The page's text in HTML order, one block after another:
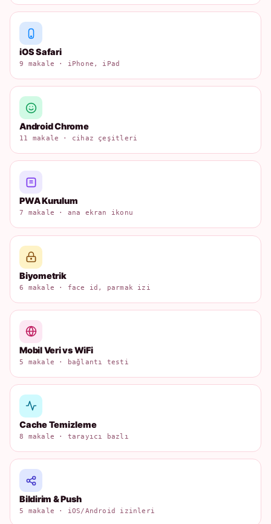
iOS Safari
9 makale · iPhone, iPad
Android Chrome
11 makale · cihaz çeşitleri
PWA Kurulum
7 makale · ana ekran ikonu
Biyometrik
6 makale · face id, parmak izi
Mobil Veri vs WiFi
5 makale · bağlantı testi
Cache Temizleme
8 makale · tarayıcı bazlı
Bildirim & Push
5 makale · iOS/Android izinleri